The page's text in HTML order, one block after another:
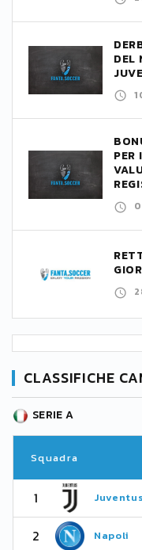
DEL
PER
CLASSIFICHE
SERIE A
Squadra
1 Juventus
2 Napoli